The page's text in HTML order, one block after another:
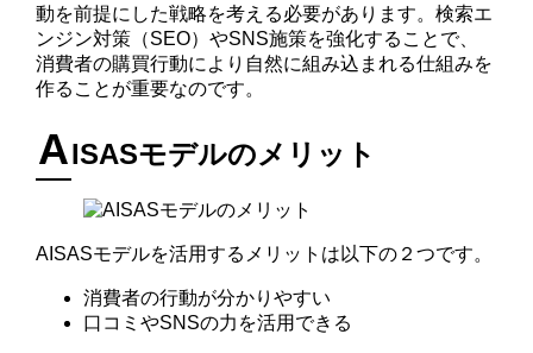
動を前提にした戦略を考える必要があります。検索エ
ンジン対策（SEO）やSNS施策を強化することで、
消費者の購買行動により自然に組み込まれる仕組みを
作ることが重要なのです。
AISASモデルのメリット
AISASモデルを活用するメリットは以下の２つです。
消費者の行動が分かりやすい
口コミやSNSの力を活用できる